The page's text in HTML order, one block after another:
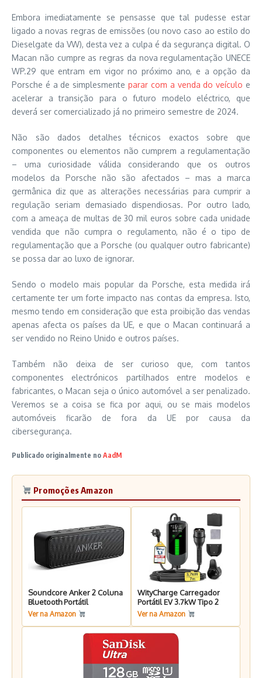
Embora imediatamente se pensasse que tal pudesse estar
ligado a novas regras de emissões (ou novo caso ao estilo do
Dieselgate da VW), desta vez a culpa é da segurança digital. O
Macan não cumpre as regras da nova regulamentação UNECE
WP.29 que entram em vigor no próximo ano, e a opção da
Porsche é a de simplesmenteparar com a venda do veículo e
acelerar a transição para o futuro modelo eléctrico, que
deverá ser comercializado já no primeiro semestre de 2024.
Não são dados detalhes técnicos exactos sobre que
componentes ou elementos não cumprem a regulamentação
– uma curiosidade válida considerando que os outros
modelos da Porsche não são afectados – mas a marca
germânica diz que as alterações necessárias para cumprir a
regulação seriam demasiado dispendiosas. Por outro lado,
com a ameaça de multas de 30 mil euros sobre cada unidade
vendida que não cumpra o regulamento, não é o tipo de
regulamentação que a Porsche (ou qualquer outro fabricante)
se possa dar ao luxo de ignorar.
Sendo o modelo mais popular da Porsche, esta medida irá
certamente ter um forte impacto nas contas da empresa. Isto,
mesmo tendo em consideração que esta proibição das vendas
apenas afecta os países da UE, e que o Macan continuará a
ser vendido no Reino Unido e outros países.
Também não deixa de ser curioso que, com tantos
componentes electrónicos partilhados entre modelos e
fabricantes, o Macan seja o único automóvel a ser penalizado.
Veremos se a coisa se fica por aqui, ou se mais modelos
automóveis ficarão de fora da UE por causa da
cibersegurança.
Publicado originalmente no AadM
Promoções Amazon
Soundcore Anker 2 Coluna
Bluetooth Portátil
Ver na Amazon
WityCharge Carregador
Portátil EV 3.7kW Tipo 2
Ver na Amazon